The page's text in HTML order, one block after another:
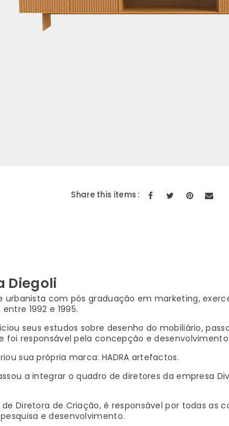
Share this items :
Diegoli
urbanista com pós graduação em marketing,
1992 e 1995.
seus estudos sobre desenho do mobiliário,
foi responsável pela concepção e
sua própria marca: HADRA artefactos.
a integrar o quadro de diretores da empresa
Diretora de Criação, é responsável por todas as
e desenvolvimento.